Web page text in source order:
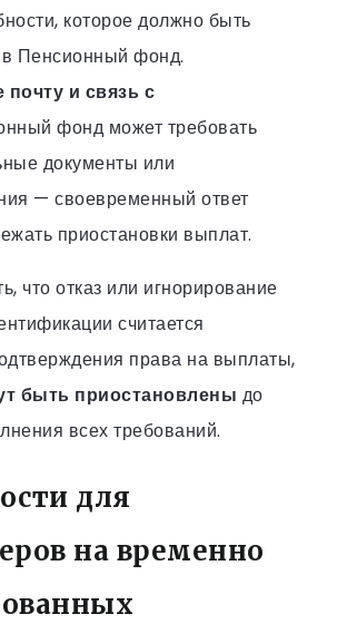
которое должно быть
Пенсионный фонд.
почту и связь с
фонд может требовать
документы или
— своевременный ответ
приостановки выплат.
что отказ или игнорирование
считается
права на выплаты,
быть приостановлены до
всех требований.
для
на временно